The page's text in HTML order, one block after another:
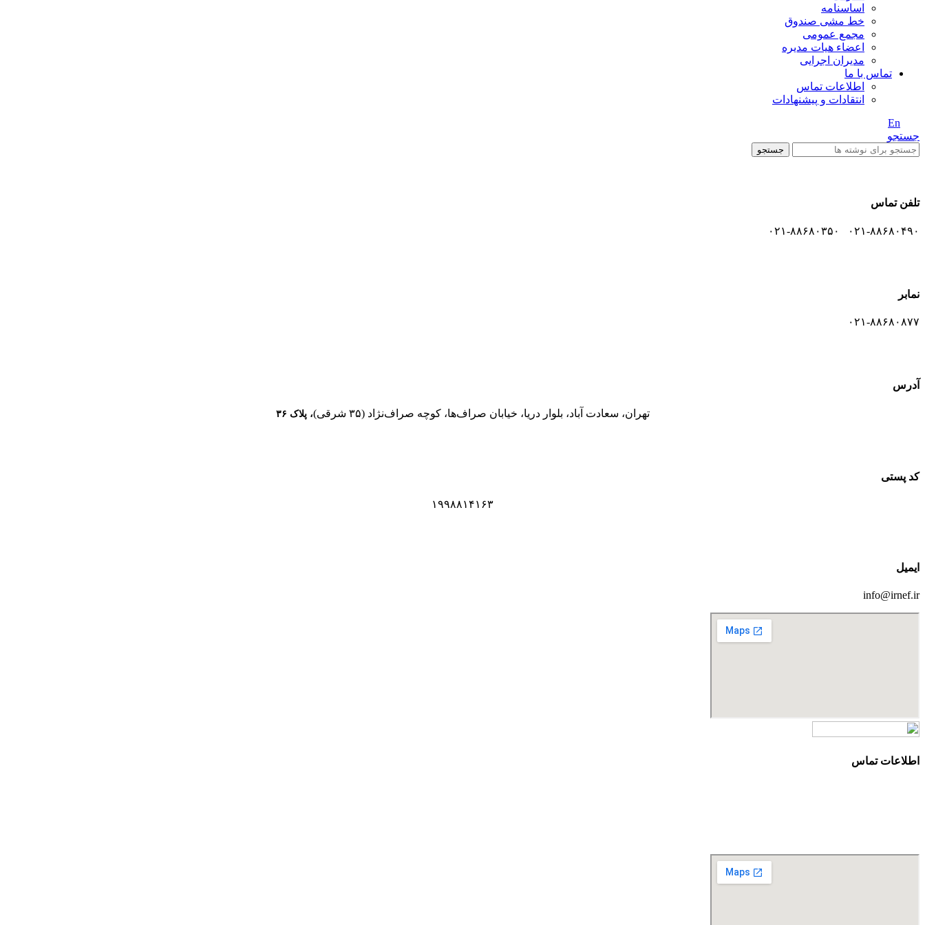
اساسنامه
خط مشی صندوق
مجمع عمومی
اعضاء هیات مدیره
مدیران اجرایی
تماس با ما
اطلاعات تماس
انتقادات و پیشنهادات
En
جستجو
جستجو
تلفن تماس
۰۲۱-۸۸۶۸۰۴۹۰ ۰۲۱-۸۸۶۸۰۳۵۰
نمابر
۰۲۱-۸۸۶۸۰۸۷۷
آدرس
تهران، سعادت آباد، بلوار دریا، خیابان صراف‌ها، کوچه صراف‌نژاد (۳۵ شرقی) ، پلاک ۳۶
کد پستی
۱۹۹۸۸۱۴۱۶۳
ایمیل
info@irnef.ir
اطلاعات تماس